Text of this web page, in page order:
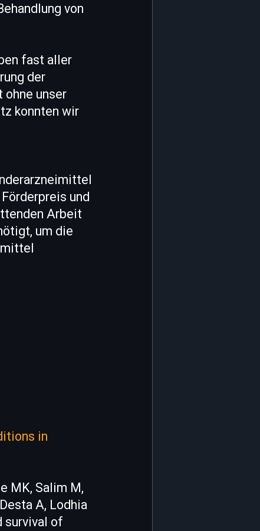
von
fast aller
der
unser
konnten wir
und
Arbeit
um die
in
MK, Salim M,
A, Lodhia
survival of